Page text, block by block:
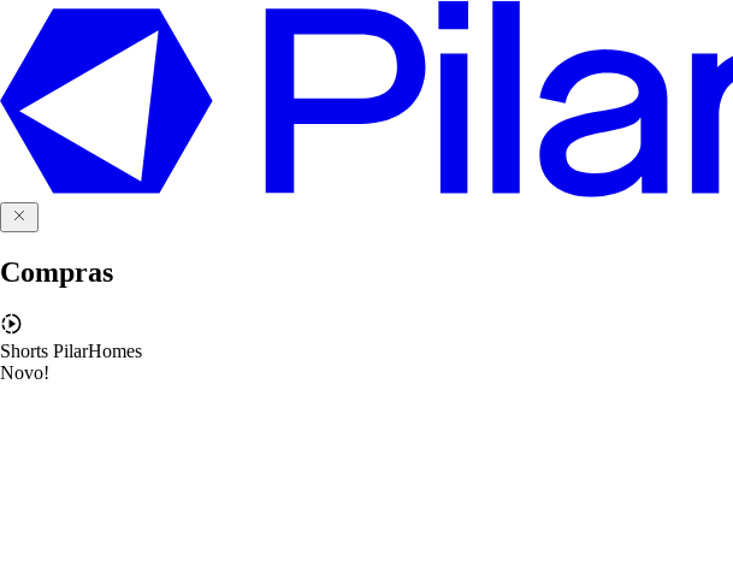
Compras
Shorts PilarHomes
Novo!